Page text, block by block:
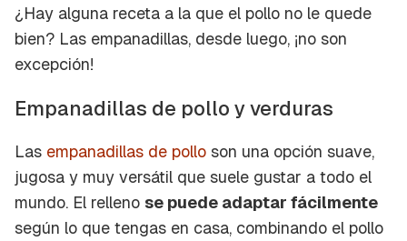
¿Hay alguna receta a la que el pollo no le quede
bien? Las empanadillas, desde luego, ¡no son
excepción!
Empanadillas de pollo y verduras
Las empanadillas de pollo son una opción suave,
jugosa y muy versátil que suele gustar a todo el
mundo. El relleno se puede adaptar fácilmente
según lo que tengas en casa, combinando el pollo